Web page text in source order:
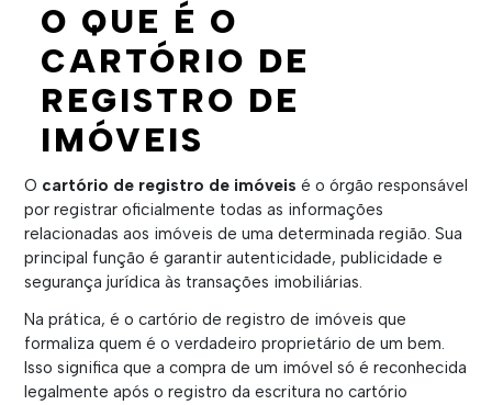
O QUE É O
CARTÓRIO DE
REGISTRO DE
IMÓVEIS
O cartório de registro de imóveis é o órgão responsável
por registrar oficialmente todas as informações
relacionadas aos imóveis de uma determinada região. Sua
principal função é garantir autenticidade, publicidade e
segurança jurídica às transações imobiliárias.
Na prática, é o cartório de registro de imóveis que
formaliza quem é o verdadeiro proprietário de um bem.
Isso significa que a compra de um imóvel só é reconhecida
legalmente após o registro da escritura no cartório